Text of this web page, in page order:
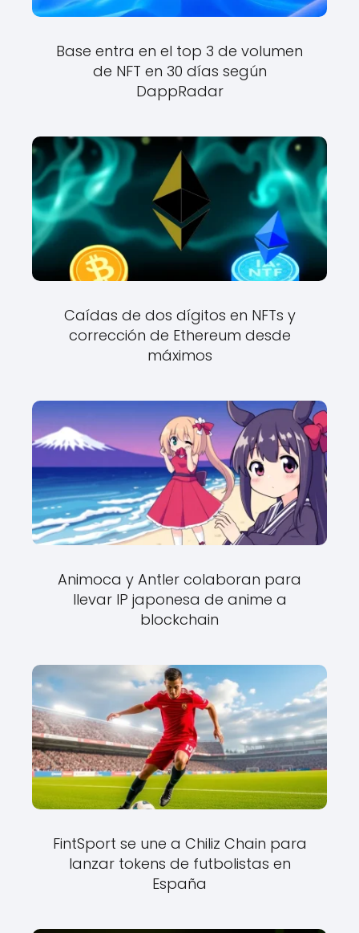
Base entra en el top 3 de volumen
de NFT en 30 días según
DappRadar
Caídas de dos dígitos en NFTs y
corrección de Ethereum desde
máximos
Animoca y Antler colaboran para
llevar IP japonesa de anime a
blockchain
FintSport se une a Chiliz Chain para
lanzar tokens de futbolistas en
España